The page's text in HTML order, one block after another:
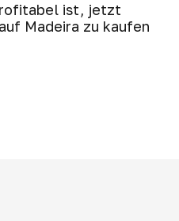
ist, jetzt
Madeira zu kaufen